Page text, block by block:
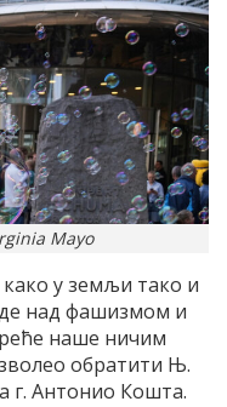
Mayo
у земљи тако и
над фашизмом и
наше ничим
обратити Њ.
г. Антонио Кошта.